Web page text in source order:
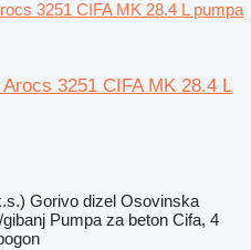
3251 CIFA MK 28.4 L
Gorivo dizel Osovinska
Pumpa za beton Cifa, 4